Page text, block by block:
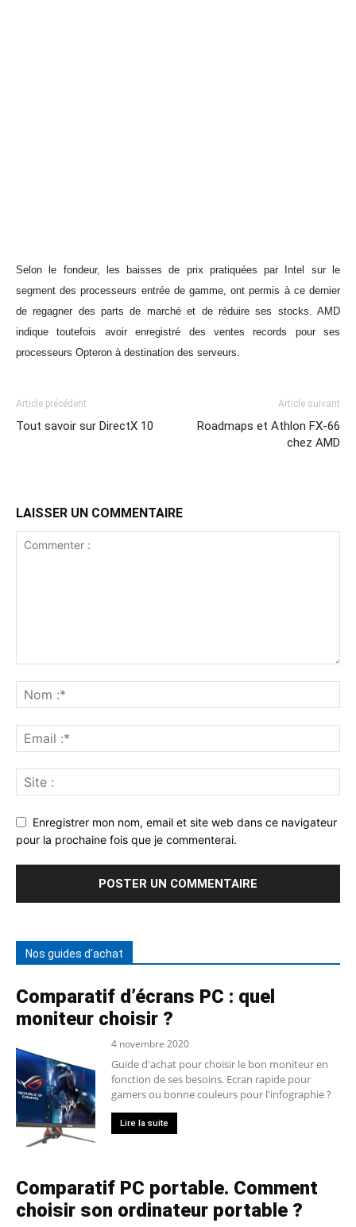
Selon le fondeur, les baisses de prix pratiquées par Intel sur le
segment des processeurs entrée de gamme, ont permis à ce dernier
de regagner des parts de marché et de réduire ses stocks. AMD
indique toutefois avoir enregistré des ventes records pour ses
processeurs Opteron à destination des serveurs.
Article précédent
Tout savoir sur DirectX 10
Article suivant
Roadmaps et Athlon FX-66
chez AMD
LAISSER UN COMMENTAIRE
Enregistrer mon nom, email et site web dans ce navigateur
pour la prochaine fois que je commenterai.
Nos guides d'achat
Comparatif d’écrans PC : quel
moniteur choisir ?
4 novembre 2020
Guide d'achat pour choisir le bon moniteur en
fonction de ses besoins. Ecran rapide pour
gamers ou bonne couleurs pour l'infographie ?
Lire la suite
Comparatif PC portable. Comment
choisir son ordinateur portable ?